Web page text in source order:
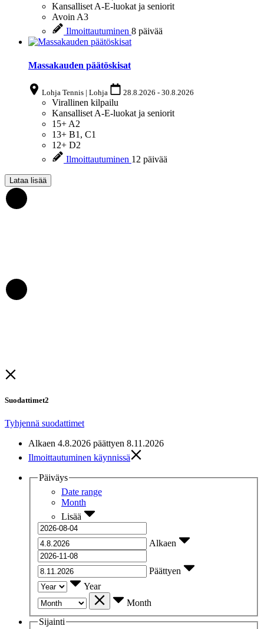
Kansalliset A-E-luokat ja seniorit
AvoinA3
Ilmoittautuminen 8 päivää
Massakauden päätöskisat
Lohja Tennis | Lohja 28.8.2026 - 30.8.2026
Virallinen kilpailu
Kansalliset A-E-luokat ja seniorit
15+ A2
13+ B1, C1
12+ D2
Ilmoittautuminen 12 päivää
Lataa lisää
Suodattimet2
Tyhjennä suodattimet
Alkaen 4.8.2026 päättyen 8.11.2026
Ilmoittautuminen käynnissä
Päiväys
Date range
Month
Lisää
Alkaen
Päättyen
Year
Month
Sijainti